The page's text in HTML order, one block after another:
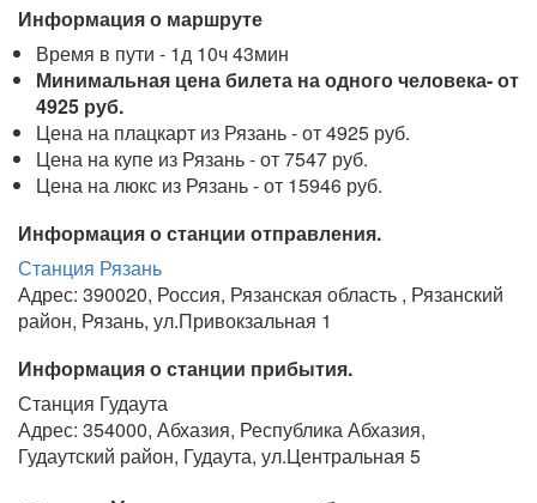
Информация о маршруте
Время в пути - 1д 10ч 43мин
Минимальная цена билета на одного человека- от
4925 руб.
Цена на плацкарт из Рязань - от 4925 руб.
Цена на купе из Рязань - от 7547 руб.
Цена на люкс из Рязань - от 15946 руб.
Информация о станции отправления.
Станция Рязань
Адрес: 390020, Россия, Рязанская область , Рязанский
район, Рязань, ул.Привокзальная 1
Информация о станции прибытия.
Станция Гудаута
Адрес: 354000, Абхазия, Республика Абхазия,
Гудаутский район, Гудаута, ул.Центральная 5